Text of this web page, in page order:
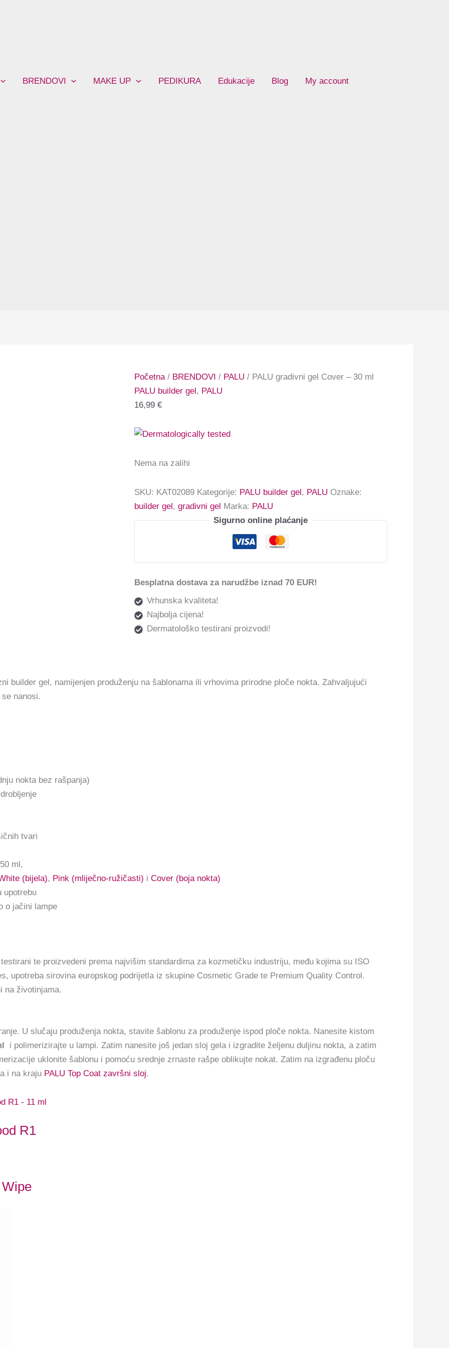
BRENDOVI MAKE UP PEDIKURA Edukacije Blog My account
Početna/ BRENDOVI / PALU / PALU gradivni gel Cover – 30 ml
PALU builder gel, PALU
16,99 €
Nema na zalihi
SKU: KAT02089 Kategorije: PALU builder gel, PALU Oznake:
builder gel, gradivni gel Marka: PALU
Sigurno online plaćanje
Besplatna dostava za narudžbe iznad 70 EUR!
Vrhunska kvaliteta!
Najbolja cijena!
Dermatološko testirani proizvodi!
builder gel, namijenjen produženju na šablonama ili vrhovima prirodne ploče nokta. Zahvaljujući
nanosi.
nokta bez rašpanja)
tvari
ml,
(bijela), Pink (mliječno-ružičasti) i Cover (boja nokta)
upotrebu
o jačini lampe
te proizvedeni prema najvišim standardima za kozmetičku industriju, među kojima su ISO
upotreba sirovina europskog podrijetla iz skupine Cosmetic Grade te Premium Quality Control.
na životinjama.
U slučaju produženja nokta, stavite šablonu za produženje ispod ploče nokta. Nanesite kistom
i polimerizirajte u lampi. Zatim nanesite još jedan sloj gela i izgradite željenu duljinu nokta, a zatim
uklonite šablonu i pomoću srednje zrnaste rašpe oblikujte nokat. Zatim na izgrađenu ploču
i na kraju PALU Top Coat završni sloj.
R1